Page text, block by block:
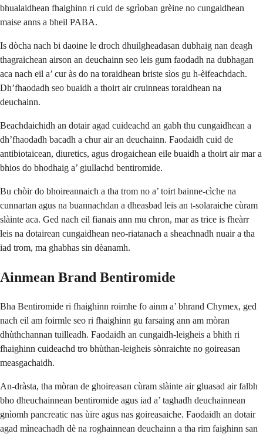
bhualaidhean fhaighinn ri cuid de sgrìoban grèine no cungaidhean
maise anns a bheil PABA.
Is dòcha nach bi daoine le droch dhuilgheadasan dubhaig nan deagh
thagraichean airson an deuchainn seo leis gum faodadh na dubhagan
aca nach eil a’ cur às do na toraidhean briste sìos gu h-èifeachdach.
Dh’fhaodadh seo buaidh a thoirt air cruinneas toraidhean na
deuchainn.
Beachdaichidh an dotair agad cuideachd an gabh thu cungaidhean a
dh’fhaodadh bacadh a chur air an deuchainn. Faodaidh cuid de
antibiotaicean, diuretics, agus drogaichean eile buaidh a thoirt air mar a
bhios do bhodhaig a’ giullachd bentiromide.
Bu chòir do bhoireannaich a tha trom no a’ toirt bainne-cìche na
cunnartan agus na buannachdan a dheasbad leis an t-solaraiche cùram
slàinte aca. Ged nach eil fianais ann mu chron, mar as trice is fheàrr
leis na dotairean cungaidhean neo-riatanach a sheachnadh nuair a tha
iad trom, ma ghabhas sin dèanamh.
Ainmean Brand Bentiromide
Bha Bentiromide ri fhaighinn roimhe fo ainm a’ bhrand Chymex, ged
nach eil am foirmle seo ri fhaighinn gu farsaing ann am mòran
dhùthchannan tuilleadh. Faodaidh an cungaidh-leigheis a bhith ri
fhaighinn cuideachd tro bhùthan-leigheis sònraichte no goireasan
measgachaidh.
An-dràsta, tha mòran de ghoireasan cùram slàinte air gluasad air falbh
bho dheuchainnean bentiromide agus iad a’ taghadh deuchainnean
gnìomh pancreatic nas ùire agus nas goireasaiche. Faodaidh an dotair
agad mìneachadh dè na roghainnean deuchainn a tha rim faighinn san